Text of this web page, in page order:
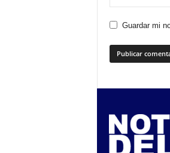
Guardar mi